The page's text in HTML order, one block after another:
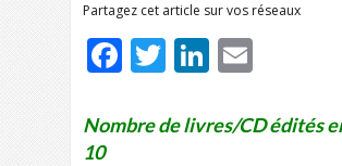
Partagez cet article sur vos réseaux
Facebook
TwitterLinkedIn
Nombre de livres/CD édités
10